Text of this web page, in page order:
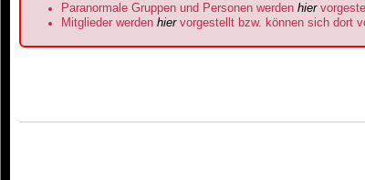
Paranormale Gruppen und Personen werden hier
Mitglieder werden hiervorgestellt bzw. können sich dort